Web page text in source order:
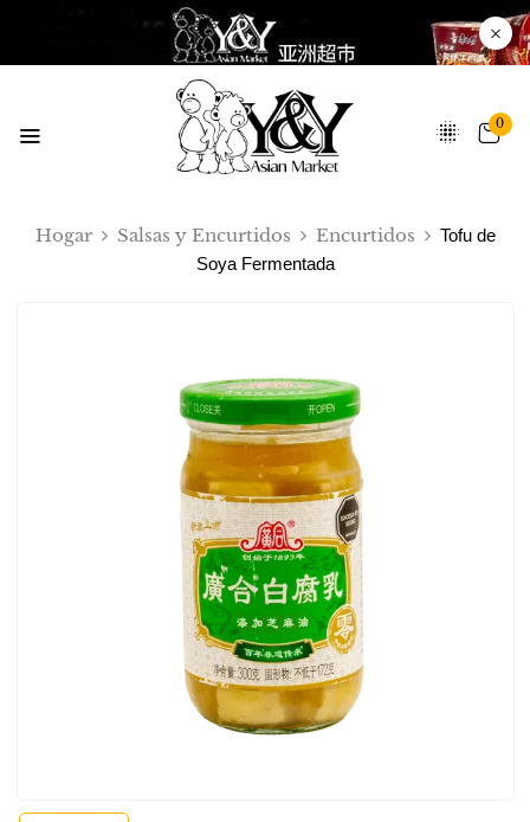
0
Hogar Salsas y Encurtidos Encurtidos
Tofu de
Soya Fermentada